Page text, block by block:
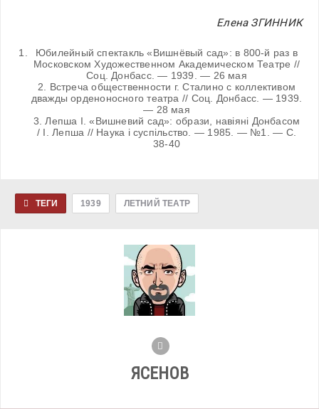
Елена ЗГИННИК
Юбилейный спектакль «Вишнёвый сад»: в 800-й раз в
Московском Художественном Академическом Театре //
Соц. Донбасс. — 1939. — 26 мая
2. Встреча общественности г. Сталино с коллективом
дважды орденоносного театра // Соц. Донбасс. — 1939.
— 28 мая
3. Лепша І. «Вишневий сад»: образи, навіяні Донбасом
/ І. Лепша // Наука і суспільство. — 1985. — №1. — С.
38-40
ТЕГИ 1939 ЛЕТНИЙ ТЕАТР
ЯСЕНОВ